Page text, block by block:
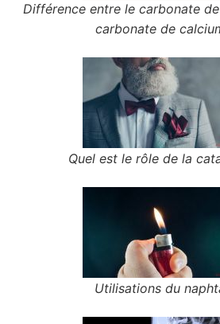
Différence entre le carbonate
carbonate de
Quel est le rôle de la
Utilisations du